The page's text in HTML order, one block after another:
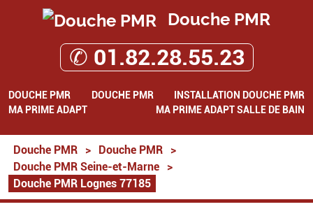
Douche PMR
✆ 01.82.28.55.23
DOUCHE PMR DOUCHE PMR
INSTALLATION DOUCHE PMR
MA PRIME ADAPT
MA PRIME ADAPT SALLE DE BAIN
Douche PMR > Douche PMR
>
Douche PMR Seine-et-Marne
>
Douche PMR Lognes 77185